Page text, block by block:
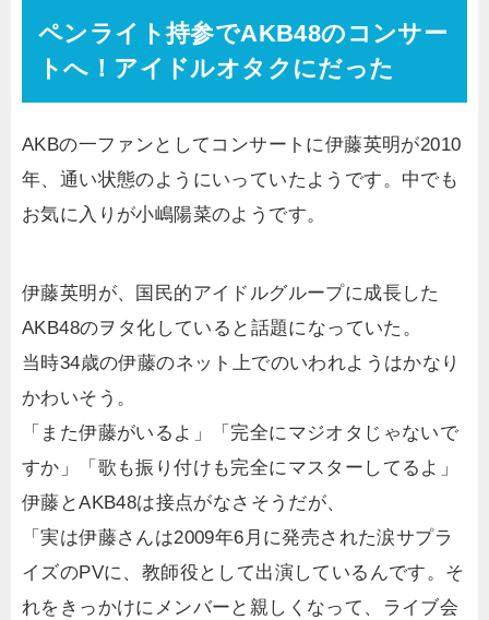
ペンライト持参でAKB48のコンサー
トへ！アイドルオタクにだった
AKBの一ファンとしてコンサートに伊藤英明が2010
年、通い状態のようにいっていたようです。中でも
お気に入りが小嶋陽菜のようです。
伊藤英明が、国民的アイドルグループに成長した
AKB48のヲタ化していると話題になっていた。
当時34歳の伊藤のネット上でのいわれようはかなり
かわいそう。
「また伊藤がいるよ」「完全にマジオタじゃないで
すか」「歌も振り付けも完全にマスターしてるよ」
伊藤とAKB48は接点がなさそうだが、
「実は伊藤さんは2009年6月に発売された涙サプラ
イズのPVに、教師役として出演しているんです。そ
れをきっかけにメンバーと親しくなって、ライブ会